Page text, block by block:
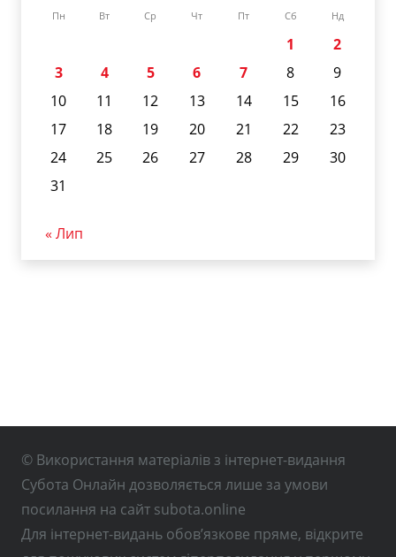
Пн Вт Ср Чт Пт Сб Нд
1
2
3
4 5 6 7 8
9
10
11 12 13 14 15
16
17
18 19 20 21 22
23
24
25 26 27 28 29
30
31
« Лип
© Використання матеріалів з інтернет-видання
Субота Онлайн дозволяється лише за умови
посилання на сайт subota.online
Для інтернет-видань обов’язкове пряме, відкрите